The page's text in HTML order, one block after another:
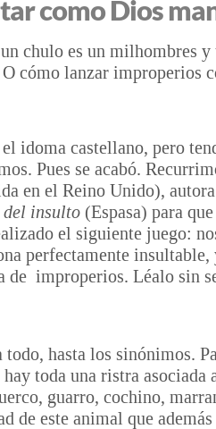
como Dios
chulo es un milhombres y
cómo lanzar improperios
idoma castellano, pero
Pues se acabó.
en el Reino Unido),
insulto (Espasa) para
el siguiente juego:
perfectamente insultable,
de improperios. Léalo sin
todo, hasta los sinónimos.
toda una ristra asociada
guarro, cochino,
de este animal que además